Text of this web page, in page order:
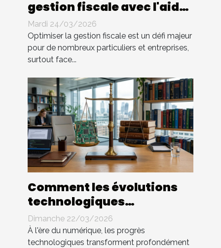
gestion fiscale avec l'aide
d'un expert ?
Mardi 24/03/2026
Optimiser la gestion fiscale est un défi majeur
pour de nombreux particuliers et entreprises,
surtout face...
Comment les évolutions
technologiques
impactent-elles le droit
des contrats ?
Dimanche 22/03/2026
À l'ère du numérique, les progrès
technologiques transforment profondément